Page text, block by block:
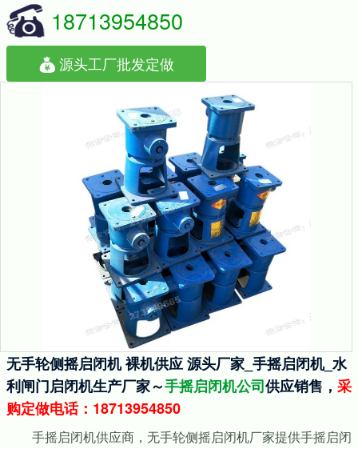
18713954850
源头工厂批发定做
无手轮侧摇启闭机 裸机供应 源头厂家_手摇启闭机_水
利闸门启闭机生产厂家～手摇启闭机公司供应销售， 采
购定做电话：18713954850
手摇启闭机供应商，无手轮侧摇启闭机厂家提供手摇启闭